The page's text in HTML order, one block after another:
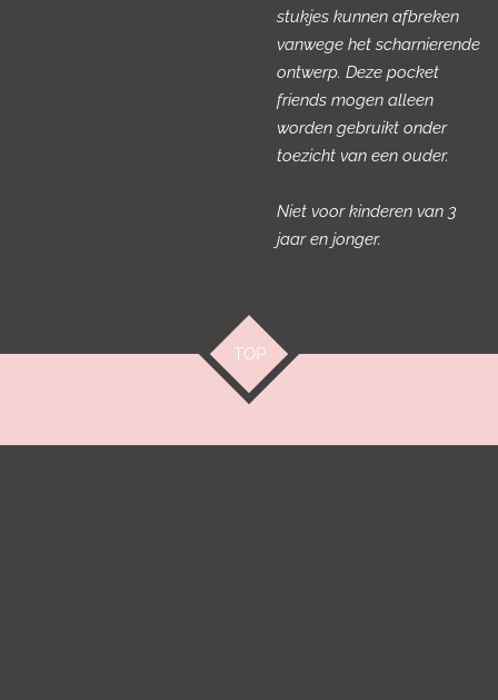
stukjes kunnen afbreken
vanwege het scharnierende
ontwerp. Deze pocket
friends mogen alleen
worden gebruikt onder
toezicht van een ouder.
Niet voor kinderen van 3
jaar en jonger.
TOP